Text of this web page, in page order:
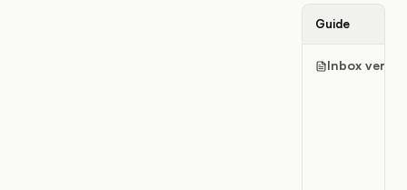
Guide
Inbox